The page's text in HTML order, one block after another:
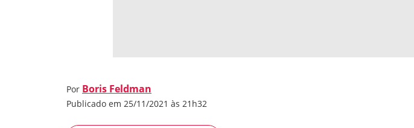
Por Boris Feldman
Publicado em 25/11/2021 às 21h32